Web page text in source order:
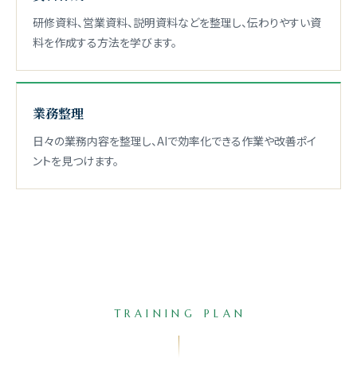
研修資料、営業資料、説明資料などを整理し、伝わりやすい資
料を作成する方法を学びます。
業務整理
日々の業務内容を整理し、AIで効率化できる作業や改善ポイ
ントを見つけます。
TRAINING PLAN